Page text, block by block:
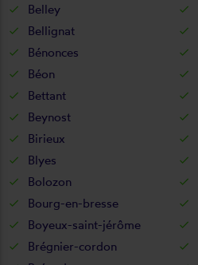
Belley
Bellignat
Bénonces
Béon
Bettant
Beynost
Birieux
Blyes
Bolozon
Bourg-en-bresse
Boyeux-saint-jérôme
Brégnier-cordon